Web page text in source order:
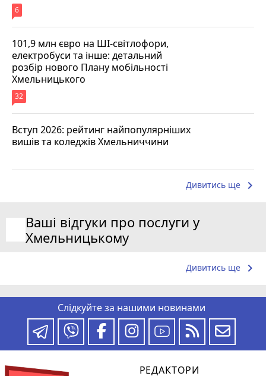
6
101,9 млн євро на ШІ-світлофори,
електробуси та інше: детальний
розбір нового Плану мобільності
Хмельницького
32
Вступ 2026: рейтинг найпопулярніших
вишів та коледжів Хмельниччини
Дивитись ще keyboard_arrow_right
Ваші відгуки про послуги у
Хмельницькому
Дивитись ще keyboard_arrow_right
Слідкуйте за нашими новинами
РЕДАКТОРИ